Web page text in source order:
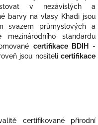
v nezávislých a
barvy na vlasy Khadi jsou
svazem průmyslových a
standardu
certifikace BDIH -
jsou nositeli certifikace
certifikované přírodní